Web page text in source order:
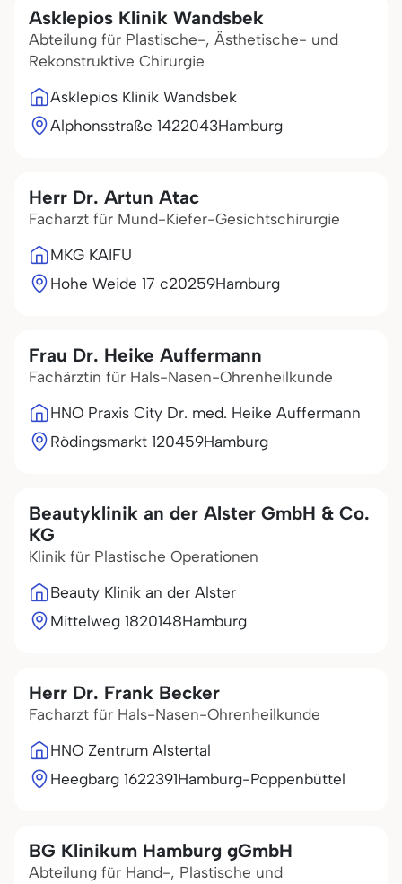
Asklepios Klinik Wandsbek
Abteilung für Plastische-, Ästhetische- und
Rekonstruktive Chirurgie
Asklepios Klinik Wandsbek
Alphonsstraße 1422043Hamburg
Herr Dr. Artun Atac
Facharzt für Mund-Kiefer-Gesichtschirurgie
MKG KAIFU
Hohe Weide 17 c20259Hamburg
Frau Dr. Heike Auffermann
Fachärztin für Hals-Nasen-Ohrenheilkunde
HNO Praxis City Dr. med. Heike Auffermann
Rödingsmarkt 120459Hamburg
Beautyklinik an der Alster GmbH & Co.
KG
Klinik für Plastische Operationen
Beauty Klinik an der Alster
Mittelweg 1820148Hamburg
Herr Dr. Frank Becker
Facharzt für Hals-Nasen-Ohrenheilkunde
HNO Zentrum Alstertal
Heegbarg 1622391Hamburg-Poppenbüttel
BG Klinikum Hamburg gGmbH
Abteilung für Hand-, Plastische und